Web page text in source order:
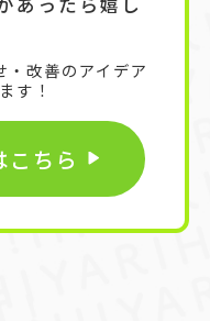
改善のアイデア
す！
ちら